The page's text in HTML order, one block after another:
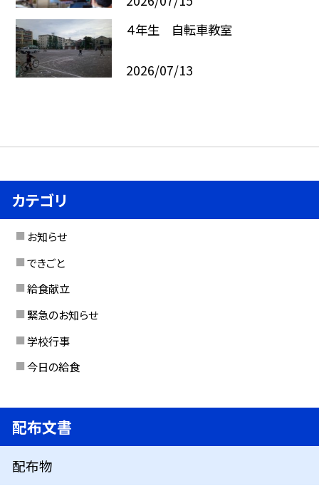
４年生 自転車教室
2026/07/13
カテゴリ
お知らせ
できごと
給食献立
緊急のお知らせ
学校行事
今日の給食
配布文書
配布物